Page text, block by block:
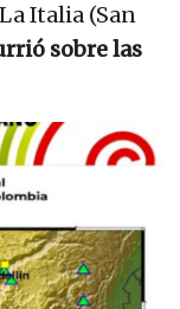
Italia (San
sobre las